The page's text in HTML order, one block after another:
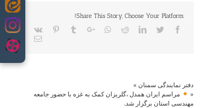
to
content
Share This Story, Choose Your Platform!
Facebook
Twitter
LinkedIn
Reddit
Whatsapp
Google+
Tumblr
Pinterest
Vk
Email
دفتر نمایندگی سمنان »
«
مراسم ایران همدل ،گلریزان کمک به غزه با حضور جامعه
مهندسی استان برگزار شد.